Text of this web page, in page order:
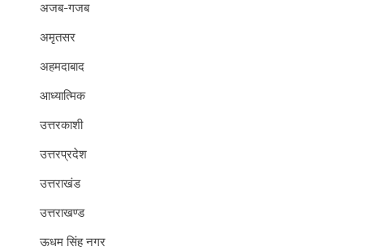
अजब-गजब
अमृतसर
अहमदाबाद
आध्यात्मिक
उत्तरकाशी
उत्तरप्रदेश
उत्तराखंड
उत्तराखण्ड
ऊधम सिंह नगर